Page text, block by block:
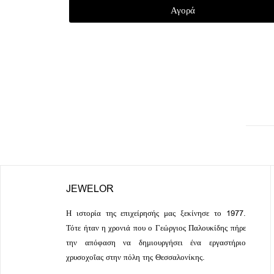
Αγορά
JEWELOR
Η ιστορία της επιχείρησής μας ξεκίνησε το 1977.
Τότε ήταν η χρονιά που ο Γεώργιος Παλουκίδης πήρε
την απόφαση να δημιουργήσει ένα εργαστήριο
χρυσοχοΐας στην πόλη της Θεσσαλονίκης.